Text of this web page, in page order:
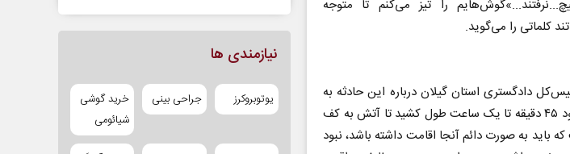
را تیز‌ می‌کنم تا متوجه
کلماتی را می‌گوید.
دادگستری استان گیلان درباره این حادثه به
جام‌جم می‌گوید: «باآغاز آتش‌سوزی، حدود ۴۵ دقیقه تا یک ساعت طول کشید تا آتش به کف
به صورت دائم آنجا اقامت داشته باشد، نبود
یوتوبروکرز جراحی بینی
خرید گوشی
شیائومی